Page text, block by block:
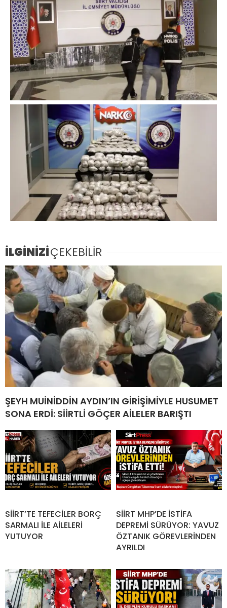
İLGİNİZİÇEKEBİLİR
ŞEYH MUİNİDDİN AYDIN’IN GİRİŞİMİYLE HUSUMET
SONA ERDİ: SİİRTLİ GÖÇER AİLELER BARIŞTI
SİİRT’TE TEFECİLER BORÇ
SARMALI İLE AİLELERİ
YUTUYOR
SİİRT MHP’DE İSTİFA
DEPREMİ SÜRÜYOR: YAVUZ
ÖZTANIK GÖREVLERİNDEN
AYRILDI